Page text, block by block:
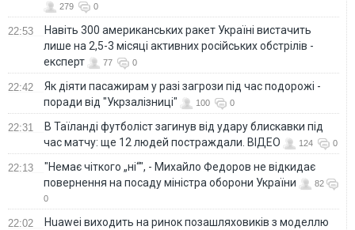
279 0
22:53
Навіть 300 американських ракет Україні вистачить
лише на 2,5-3 місяці активних російських обстрілів -
експерт
77 0
22:42
Як діяти пасажирам у разі загрози під час подорожі -
поради від "Укрзалізниці"
100 0
22:31
В Таїланді футболіст загинув від удару блискавки під
час матчу: ще 12 людей постраждали. ВІДЕО
124 0
22:13
"Немає чіткого „ні“", - Михайло Федоров не відкидає
повернення на посаду міністра оборони України
82
0
22:02
Huawei виходить на ринок позашляховиків з моделлю